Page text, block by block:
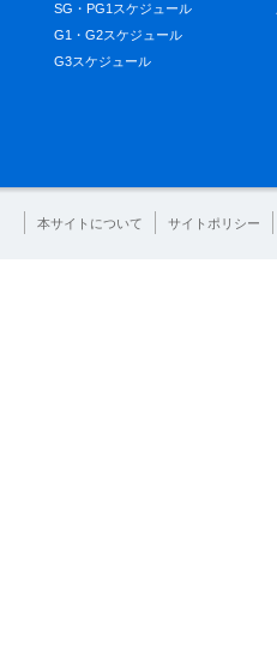
SG・PG1スケジュール
G1・G2スケジュール
G3スケジュール
本サイトについて サイトポリシー